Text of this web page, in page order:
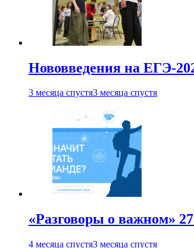
Нововведения на ЕГЭ-
3 месяца спустя3 месяца спустя
«Разговоры о важном»
4 месяца спустя3 месяца спустя